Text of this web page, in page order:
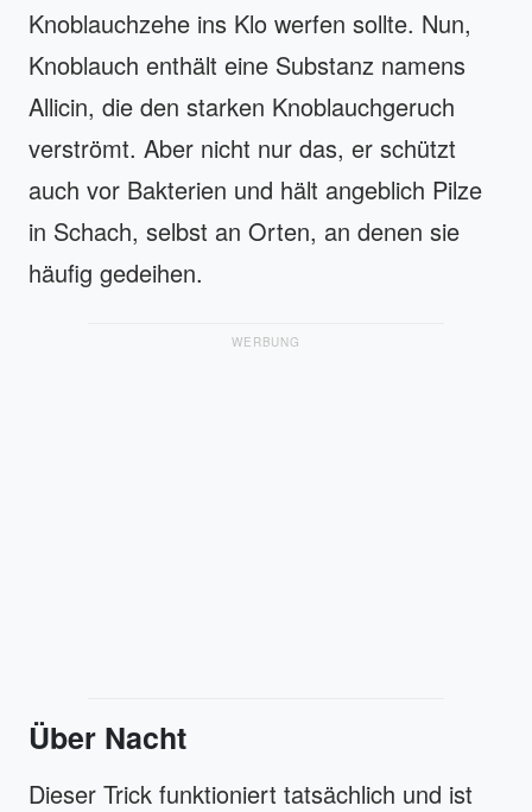
Knoblauchzehe ins Klo werfen sollte. Nun,
Knoblauch enthält eine Substanz namens
Allicin, die den starken Knoblauchgeruch
verströmt. Aber nicht nur das, er schützt
auch vor Bakterien und hält angeblich Pilze
in Schach, selbst an Orten, an denen sie
häufig gedeihen.
WERBUNG
Über Nacht
Dieser Trick funktioniert tatsächlich und ist